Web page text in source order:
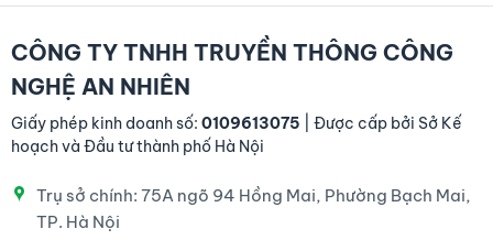
CÔNG TY TNHH TRUYỀN THÔNG CÔNG
NGHỆ AN NHIÊN
Giấy phép kinh doanh số: 0109613075 | Được cấp bởi Sở Kế
hoạch và Đầu tư thành phố Hà Nội
Trụ sở chính: 75A ngõ 94 Hồng Mai, Phường Bạch Mai,
TP. Hà Nội